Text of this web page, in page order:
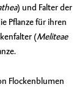
) und Falter der
Pflanze für ihren
(Meliteae
Flockenblumen